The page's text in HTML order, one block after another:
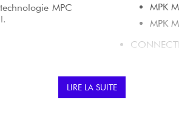
MPC
quantification.
MPK
MPK
LIRE LA SUITE